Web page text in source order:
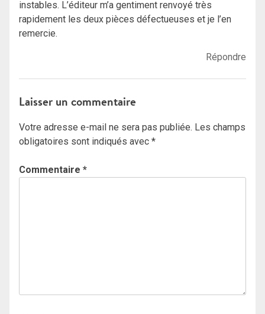
instables. L’éditeur m’a gentiment renvoyé très
rapidement les deux pièces défectueuses et je l’en
remercie.
Répondre
Laisser un commentaire
Votre adresse e-mail ne sera pas publiée. Les champs
obligatoires sont indiqués avec *
Commentaire *